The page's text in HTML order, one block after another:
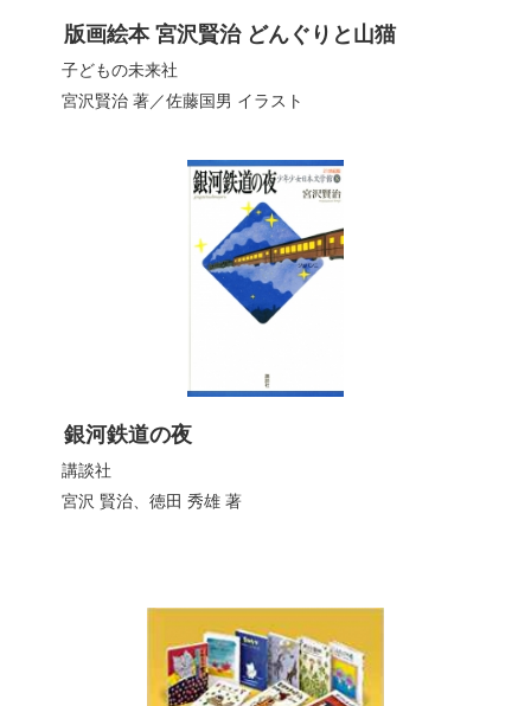
版画絵本 宮沢賢治 どんぐりと山猫
子どもの未来社
宮沢賢治著／佐藤国男 イラスト
銀河鉄道の夜
講談社
宮沢 賢治、 徳田 秀雄著